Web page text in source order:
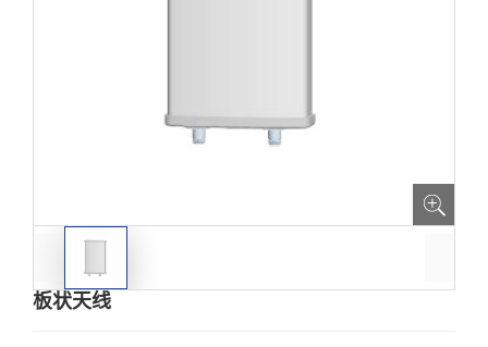
板状天线